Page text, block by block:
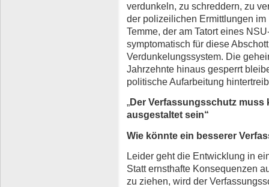
verdunkeln, zu schreddern, zu
der polizeilichen Ermittlungen
Temme, der am Tatort eines
symptomatisch für diese
Verdunkelungssystem. Die
Jahrzehnte hinaus gesperrt
politische Aufarbeitung
„Der Verfassungsschutz muss
ausgestaltet sein“
Wie könnte ein besserer
Leider geht die Entwicklung in
Statt ernsthafte Konsequenzen
zu ziehen, wird der